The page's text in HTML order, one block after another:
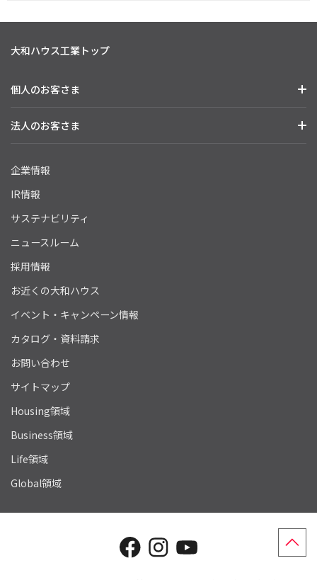
大和ハウス工業トップ
個人のお客さま
法人のお客さま
企業情報
IR情報
サステナビリティ
ニュースルーム
採用情報
お近くの大和ハウス
イベント・キャンペーン情報
カタログ・資料請求
お問い合わせ
サイトマップ
Housing領域
Business領域
Life領域
Global領域